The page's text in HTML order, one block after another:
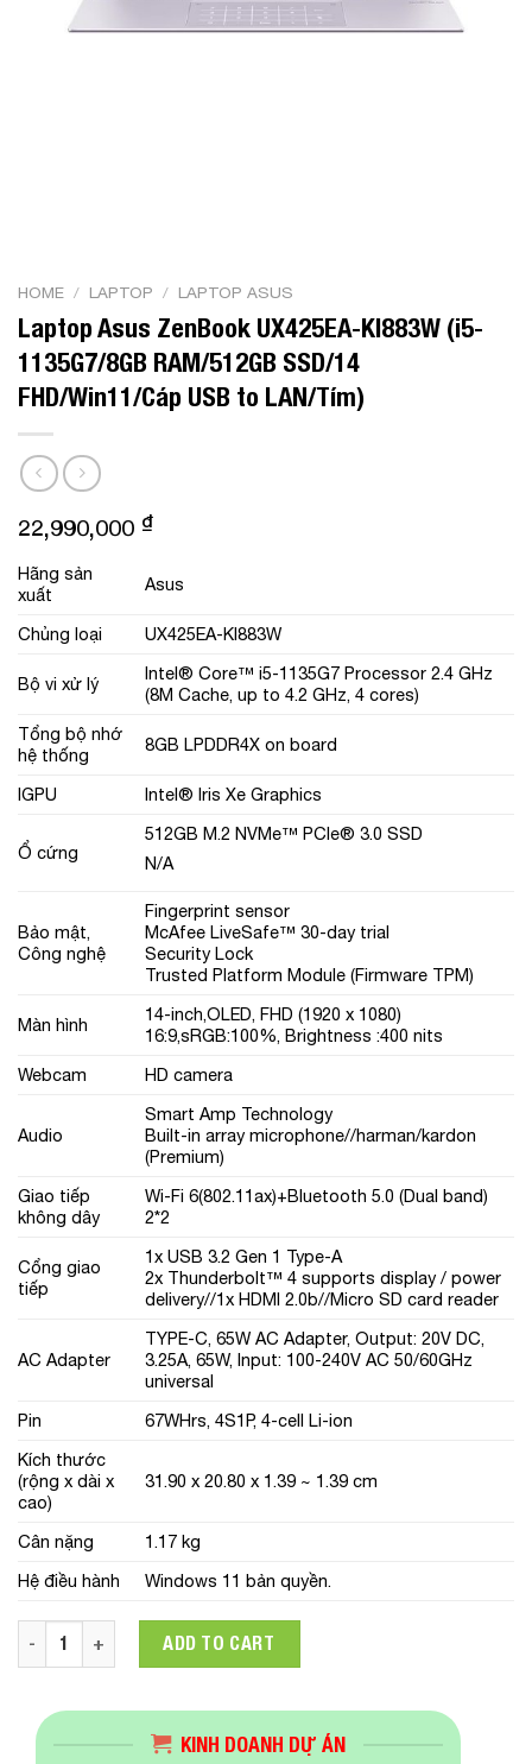
HOME / LAPTOP / LAPTOP ASUS
Laptop Asus ZenBook UX425EA-KI883W (i5-
1135G7/8GB RAM/512GB SSD/14
FHD/Win11/Cáp USB to LAN/Tím)
22,990,000 ₫
Hãng sản
xuất
Asus
Chủng loại UX425EA-KI883W
Bộ vi xử lý
Intel® Core™ i5-1135G7 Processor 2.4 GHz
(8M Cache, up to 4.2 GHz, 4 cores)
Tổng bộ nhớ
hệ thống
8GB LPDDR4X on board
IGPU Intel® Iris Xe Graphics
Ổ cứng
512GB M.2 NVMe™ PCIe® 3.0 SSD
N/A
Bảo mật,
Công nghệ
Fingerprint sensor
McAfee LiveSafe™ 30-day trial
Security Lock
Trusted Platform Module (Firmware TPM)
Màn hình
14-inch,OLED, FHD (1920 x 1080)
16:9,sRGB:100%, Brightness :400 nits
Webcam
HD camera
Audio
Smart Amp Technology
Built-in array microphone//harman/kardon
(Premium)
Giao tiếp
không dây
Wi-Fi 6(802.11ax)+Bluetooth 5.0 (Dual band)
2*2
Cổng giao
tiếp
1x USB 3.2 Gen 1 Type-A
2x Thunderbolt™ 4 supports display / power
delivery//1x HDMI 2.0b//Micro SD card reader
AC Adapter
TYPE-C, 65W AC Adapter, Output: 20V DC,
3.25A, 65W, Input: 100-240V AC 50/60GHz
universal
Pin
67WHrs, 4S1P, 4-cell Li-ion
Kích thước
(rộng x dài x
cao)
31.90 x 20.80 x 1.39 ~ 1.39 cm
Cân nặng
1.17 kg
Hệ điều hành
Windows 11 bản quyền.
Laptop Asus ZenBook UX425EA-KI883W (i5-1135G7/8GB
ADD TO CART
KINH DOANH DỰ ÁN